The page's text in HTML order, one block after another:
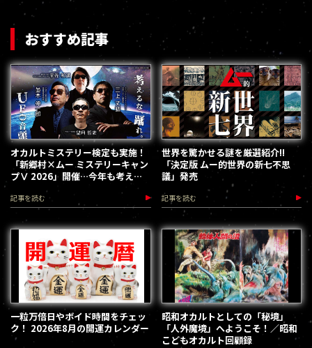
おすすめ記事
オカルトミステリー検定も実施！
「新郷村×ムー ミステリーキャン
プⅤ 2026」開催…今年も考える
な、踊れ！（2026.9.12）
記事を読む
世界を驚かせる謎を厳選紹介!!
「決定版 ムー的世界の新七不思
議」発売
記事を読む
一粒万倍日やボイド時間をチェッ
ク！ 2026年8月の開運カレンダー
昭和オカルトとしての「秘境」
「人外魔境」へようこそ！／昭和
こどもオカルト回顧録